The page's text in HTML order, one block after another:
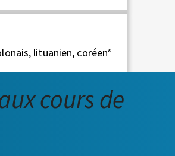
lituanien, coréen*
cours de